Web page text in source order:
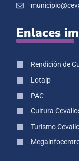
Enlaces
Rendición de
Lotaip
PAC
Cultura
Turismo